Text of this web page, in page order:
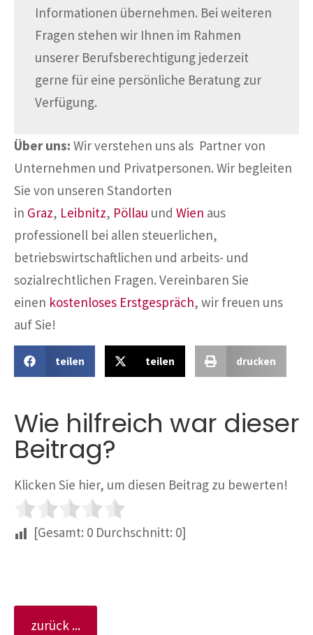
Informationen übernehmen. Bei weiteren
Fragen stehen wir Ihnen im Rahmen
unserer Berufsberechtigung jederzeit
gerne für eine persönliche Beratung zur
Verfügung.
Über uns: Wir verstehen uns als Partner von
Unternehmen und Privatpersonen. Wir begleiten
Sie von unseren Standorten
in Graz, Leibnitz, Pöllau und Wien aus
professionell bei allen steuerlichen,
betriebswirtschaftlichen und arbeits- und
sozialrechtlichen Fragen. Vereinbaren Sie
einen kostenloses Erstgespräch, wir freuen uns
auf Sie!
teilen teilen drucken
Wie hilfreich war dieser
Beitrag?
Klicken Sie hier, um diesen Beitrag zu bewerten!
[Gesamt: 0 Durchschnitt: 0]
zurück ...